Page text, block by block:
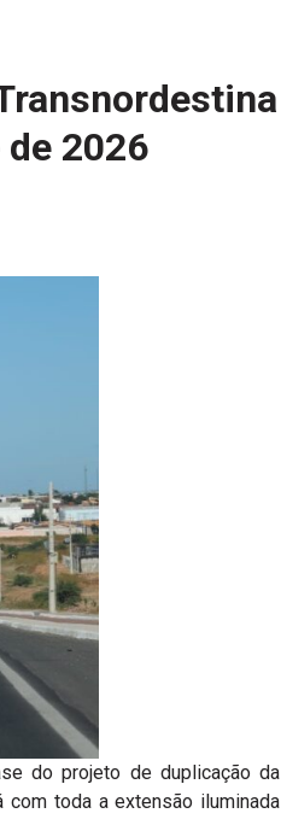
2026
do projeto de duplicação da
com toda a extensão iluminada